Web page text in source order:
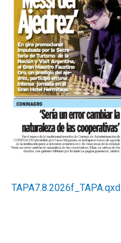
TAPA7.8.2026f_TAPA.qxd_